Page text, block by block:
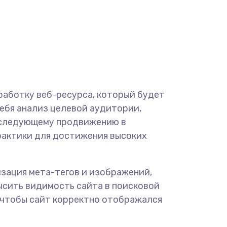
веб-ресурса, который будет
анализ целевой аудитории,
продвижению в
для достижения высоких
мета-тегов и изображений,
видимость сайта в поисковой
сайт корректно отображался